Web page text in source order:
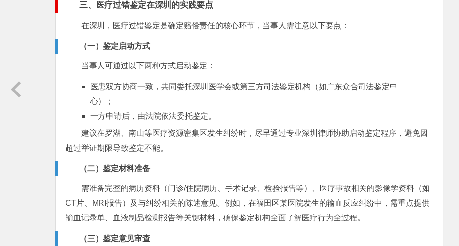
三、医疗过错鉴定在深圳的实践要点
在深圳，医疗过错鉴定是确定赔偿责任的核心环节，当事人需注意以下要点：
（一）鉴定启动方式
当事人可通过以下两种方式启动鉴定：
医患双方协商一致，共同委托深圳医学会或第三方司法鉴定机构（如广东众合司法鉴定中
心）；
一方申请后，由法院依法委托鉴定。
建议在罗湖、南山等医疗资源密集区发生纠纷时，尽早通过专业深圳律师协助启动鉴定程序，避免因
超过举证期限导致鉴定不能。
（二）鉴定材料准备
需准备完整的病历资料（门诊/住院病历、手术记录、检验报告等）、医疗事故相关的影像学资料（如
CT片、MRI报告）及与纠纷相关的陈述意见。例如，在福田区某医院发生的输血反应纠纷中，需重点提供
输血记录单、血液制品检测报告等关键材料，确保鉴定机构全面了解医疗行为全过程。
（三）鉴定意见审查